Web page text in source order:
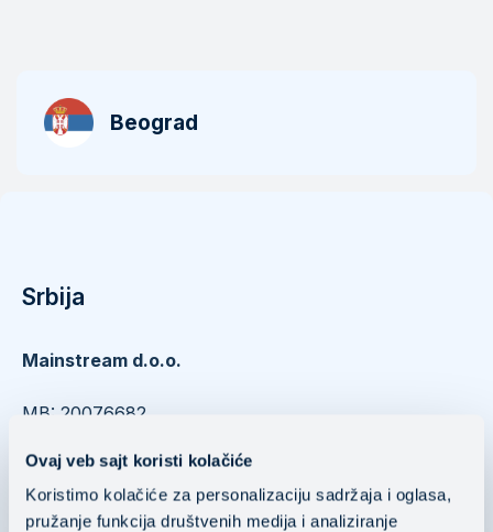
Ovaj veb sajt koristi kolačiće
Koristimo kolačiće za personalizaciju sadržaja i oglasa,
pružanje funkcija društvenih medija i analiziranje
Beograd
Srbija
Mainstream d.o.o.
​​​​​​​MB: 20076682
Nušićeva 15 11000 Belgrade, Serbia